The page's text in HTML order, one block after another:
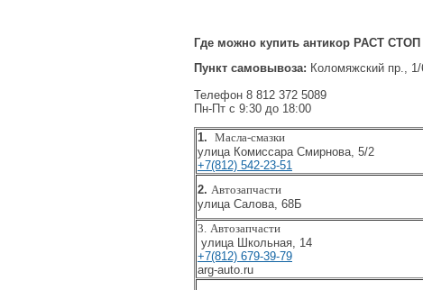
Где можно купить антикор РАСТ СТОП
Пункт самовывоза: Коломяжский пр., 1/
Телефон 8 812 372 5089
Пн-Пт с 9:30 до 18:00
1. Масла-смазки
улица Комиссара Смирнова, 5/2
+7(812) 542-23-51
2. Автозапчасти
улица Салова, 68Б
3. Автозапчасти
улица Школьная, 14
+7(812) 679-39-79
arg-auto.ru